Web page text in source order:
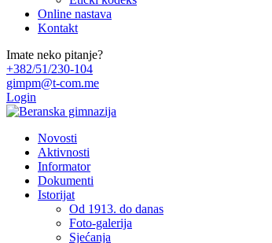
Online nastava
Kontakt
Imate neko pitanje?
+382/51/230-104
gimpm@t-com.me
Login
Novosti
Aktivnosti
Informator
Dokumenti
Istorijat
Od 1913. do danas
Foto-galerija
Sjećanja